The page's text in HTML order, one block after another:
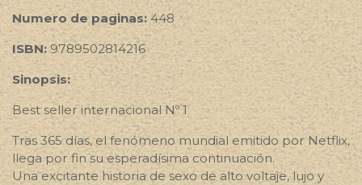
Numero de paginas: 448
ISBN:9789502814216
Sinopsis:
Best seller internacional Nº 1
Tras 365 días, el fenómeno mundial emitido por Netflix,
llega por fin su esperadísima continuación.
Una excitante historia de sexo de alto voltaje, lujo y